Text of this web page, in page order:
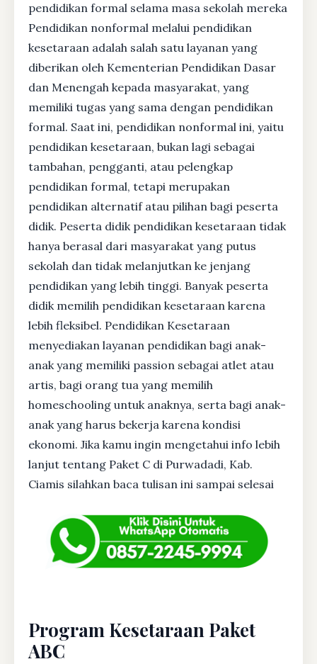
pendidikan formal selama masa sekolah mereka
Pendidikan nonformal melalui pendidikan
kesetaraan adalah salah satu layanan yang
diberikan oleh Kementerian Pendidikan Dasar
dan Menengah kepada masyarakat, yang
memiliki tugas yang sama dengan pendidikan
formal. Saat ini, pendidikan nonformal ini, yaitu
pendidikan kesetaraan, bukan lagi sebagai
tambahan, pengganti, atau pelengkap
pendidikan formal, tetapi merupakan
pendidikan alternatif atau pilihan bagi peserta
didik. Peserta didik pendidikan kesetaraan tidak
hanya berasal dari masyarakat yang putus
sekolah dan tidak melanjutkan ke jenjang
pendidikan yang lebih tinggi. Banyak peserta
didik memilih pendidikan kesetaraan karena
lebih fleksibel. Pendidikan Kesetaraan
menyediakan layanan pendidikan bagi anak-
anak yang memiliki passion sebagai atlet atau
artis, bagi orang tua yang memilih
homeschooling untuk anaknya, serta bagi anak-
anak yang harus bekerja karena kondisi
ekonomi. Jika kamu ingin mengetahui info lebih
lanjut tentang Paket C di Purwadadi, Kab.
Ciamis silahkan baca tulisan ini sampai selesai
Program Kesetaraan Paket
ABC